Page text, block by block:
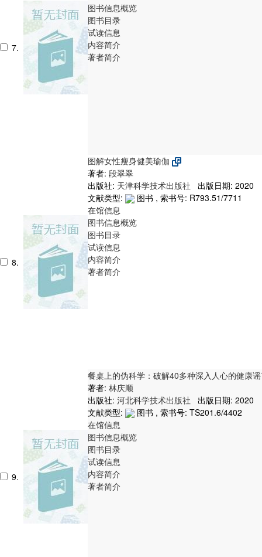
7.
图书信息概览
图书目录
试读信息
内容简介
著者简介
8.
图解女性瘦身健美瑜伽
著者: 段翠翠
出版社: 天津科学技术出版社
出版日期: 2020
文献类型:
图书 , 索书号: R793.51/7711
在馆信息
图书信息概览
图书目录
试读信息
内容简介
著者简介
9.
餐桌上的伪科学：破解40多种深入人心的健康
著者: 林庆顺
出版社: 河北科学技术出版社
出版日期: 2020
文献类型:
图书 , 索书号: TS201.6/4402
在馆信息
图书信息概览
图书目录
试读信息
内容简介
著者简介